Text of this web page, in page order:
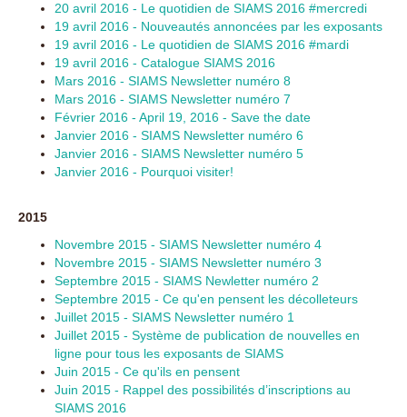
20 avril 2016 - Le quotidien de SIAMS 2016 #mercredi
19 avril 2016 - Nouveautés annoncées par les exposants
19 avril 2016 - Le quotidien de SIAMS 2016 #mardi
19 avril 2016 - Catalogue SIAMS 2016
Mars 2016 - SIAMS Newsletter numéro 8
Mars 2016 - SIAMS Newsletter numéro 7
Février 2016 - April 19, 2016 - Save the date
Janvier 2016 - SIAMS Newsletter numéro 6
Janvier 2016 - SIAMS Newsletter numéro 5
Janvier 2016 - Pourquoi visiter!
2015
Novembre 2015 - SIAMS Newsletter numéro 4
Novembre 2015 - SIAMS Newsletter numéro 3
Septembre 2015 - SIAMS Newletter numéro 2
Septembre 2015 - Ce qu'en pensent les décolleteurs
Juillet 2015 - SIAMS Newsletter numéro 1
Juillet 2015 - Système de publication de nouvelles en
ligne pour tous les exposants de SIAMS
Juin 2015 - Ce qu'ils en pensent
Juin 2015 - Rappel des possibilités d’inscriptions au
SIAMS 2016